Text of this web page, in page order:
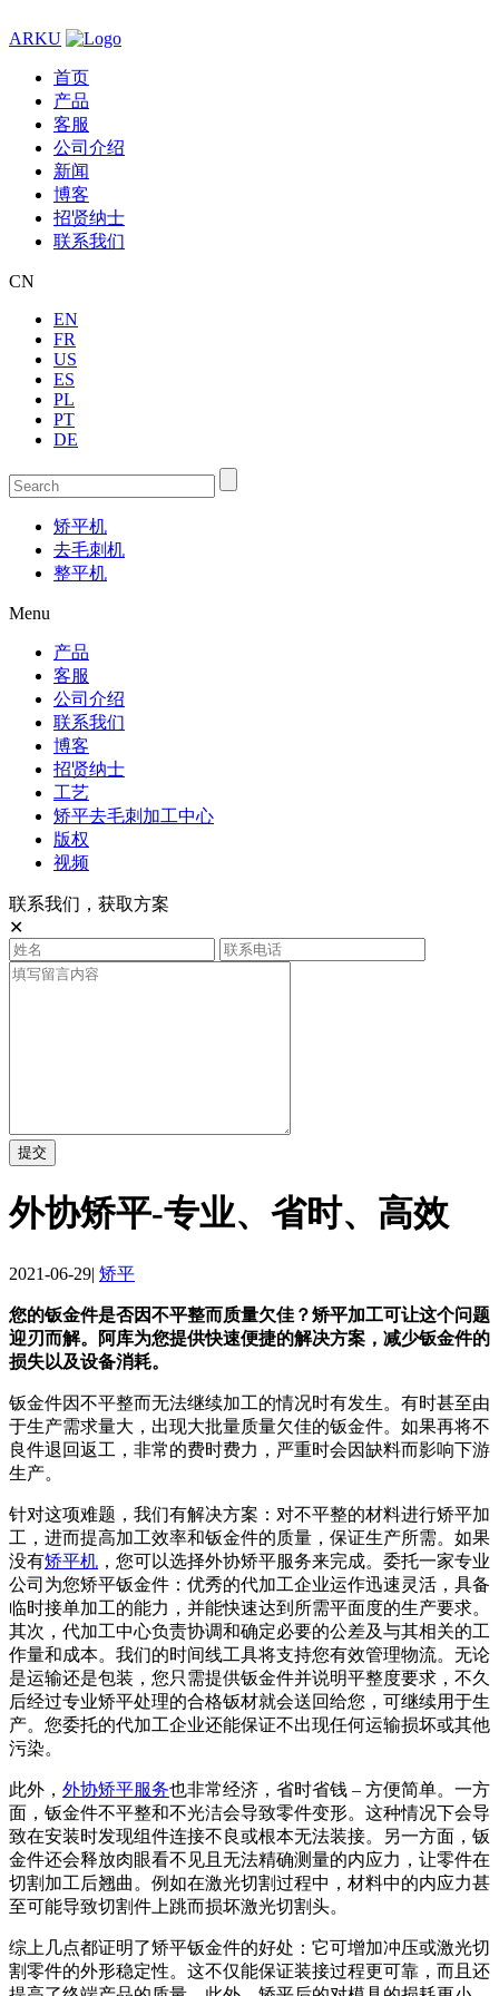
ARKU
首页
产品
客服
公司介绍
新闻
博客
招贤纳士
联系我们
CN
EN
FR
US
ES
PL
PT
DE
矫平机
去毛刺机
整平机
Menu
产品
客服
公司介绍
联系我们
博客
招贤纳士
工艺
矫平去毛刺加工中心
版权
视频
联系我们，获取方案
✕
提交
外协矫平-专业、省时、高效
2021-06-29| 矫平
您的钣金件是否因不平整而质量欠佳？矫平加工可让这个问题
迎刃而解。阿库为您提供快速便捷的解决方案，减少钣金件的
损失以及设备消耗。
钣金件因不平整而无法继续加工的情况时有发生。有时甚至由
于生产需求量大，出现大批量质量欠佳的钣金件。如果再将不
良件退回返工，非常的费时费力，严重时会因缺料而影响下游
生产。
针对这项难题，我们有解决方案：对不平整的材料进行矫平加
工，进而提高加工效率和钣金件的质量，保证生产所需。如果
没有矫平机 ，您可以选择外协矫平服务来完成。委托一家专业
公司为您矫平钣金件：优秀的代加工企业运作迅速灵活，具备
临时接单加工的能力，并能快速达到所需平面度的生产要求。
其次，代加工中心负责协调和确定必要的公差及与其相关的工
作量和成本。我们的时间线工具将支持您有效管理物流。无论
是运输还是包装，您只需提供钣金件并说明平整度要求，不久
后经过专业矫平处理的合格钣材就会送回给您，可继续用于生
产。您委托的代加工企业还能保证不出现任何运输损坏或其他
污染。
此外， 外协矫平服务也非常经济，省时省钱 – 方便简单。一方
面，钣金件不平整和不光洁会导致零件变形。这种情况下会导
致在安装时发现组件连接不良或根本无法装接。另一方面，钣
金件还会释放肉眼看不见且无法精确测量的内应力，让零件在
切割加工后翘曲。例如在激光切割过程中，材料中的内应力甚
至可能导致切割件上跳而损坏激光切割头。
综上几点都证明了矫平钣金件的好处：它可增加冲压或激光切
割零件的外形稳定性。这不仅能保证装接过程更可靠，而且还